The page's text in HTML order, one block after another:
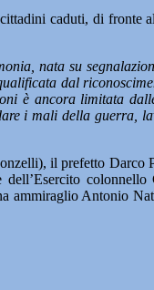
caduti, di fronte
nata su
dal
è ancora limitata
i mali della guerra,
il prefetto Darco
ammiraglio Antonio